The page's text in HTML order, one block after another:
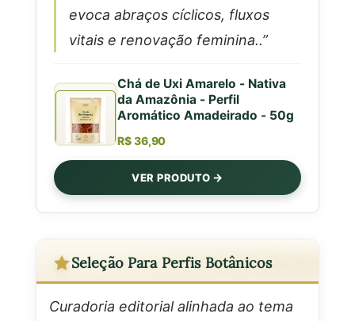
evoca abraços cíclicos, fluxos
vitais e renovação feminina..”
Chá de Uxi Amarelo - Nativa
da Amazônia - Perfil
Aromático Amadeirado - 50g
R$ 36,90
VER PRODUTO
Seleção Para Perfis Botânicos
Curadoria editorial alinhada ao tema